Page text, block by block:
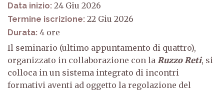
Data inizio: 24 Giu 2026
Termine iscrizione: 22 Giu 2026
Durata: 4
Il seminario (ultimo appuntamento di quattro),
organizzato in collaborazione con la Ruzzo Reti, si
colloca in un sistema integrato di incontri
formativi aventi ad oggetto la regolazione del